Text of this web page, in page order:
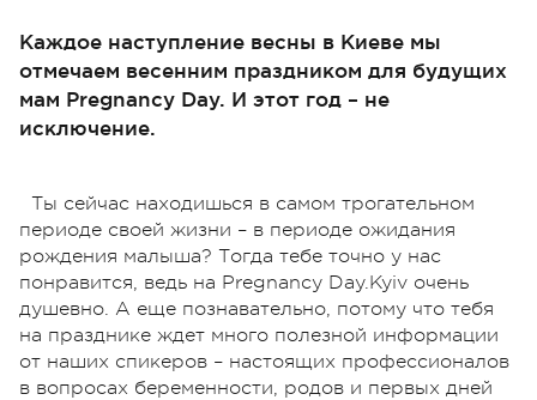
Каждое наступление весны в Киеве мы
отмечаем весенним праздником для будущих
мам Pregnancy Day. И этот год – не
исключение.
Ты сейчас находишься в самом трогательном
периоде своей жизни – в периоде ожидания
рождения малыша? Тогда тебе точно у нас
понравится, ведь на Pregnancy Day.Kyiv очень
душевно. А еще познавательно, потому что тебя
на празднике ждет много полезной информации
от наших спикеров – настоящих профессионалов
в вопросах беременности, родов и первых дней